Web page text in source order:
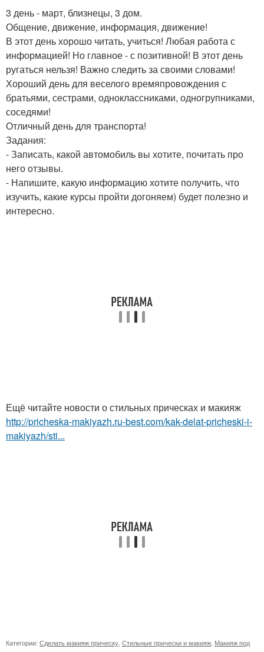
3 день - март, близнецы, 3 дом.
Общение, движение, информация, движение!
В этот день хорошо читать, учиться! Любая работа с
информацией! Но главное - с позитивной! В этот день
ругаться нельзя! Важно следить за своими словами!
Хороший день для веселого времяпровождения с
братьями, сестрами, одноклассниками, одногрупниками,
соседями!
Отличный день для транспорта!
Задания:
- Записать, какой автомобиль вы хотите, почитать про
него отзывы.
- Напишите, какую информацию хотите получить, что
изучить, какие курсы пройти догоняем) будет полезно и
интересно.
Ещё читайте новости о стильных прическах и макияж
http://pricheska-makiyazh.ru-best.com/kak-delat-pricheski-i-
makiyazh/sti...
Категории: Сделать макияж прическу Стильные прически и макияж Макияж под